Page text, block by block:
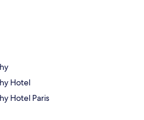
Hotel
Hotel Paris